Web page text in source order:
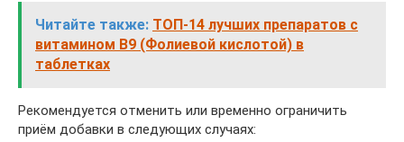
Читайте также: ТОП-14 лучших препаратов с
витамином В9 (Фолиевой кислотой) в
таблетках
Рекомендуется отменить или временно ограничить
приём добавки в следующих случаях: